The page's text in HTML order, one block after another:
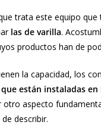
trata este equipo
las de varilla.
productos han de
la capacidad, los
que están instaladas
aspecto
describir.